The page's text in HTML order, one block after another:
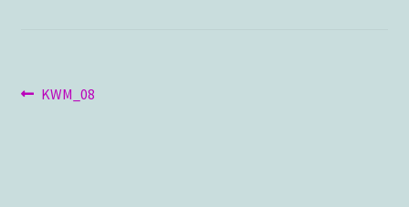
Beitragsnavigation
Vorheriger
KWM_08